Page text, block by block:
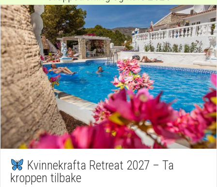
Kvinnekrafta Retreat 2027 – Ta
kroppen tilbake